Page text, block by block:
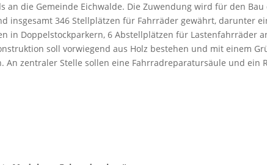
an die Gemeinde Eichwalde. Die Zuwendung wird für den Bau
insgesamt 346 Stellplätzen für Fahrräder gewährt, darunter
in Doppelstockparkern, 6 Abstellplätzen für Lastenfahrräder
soll vorwiegend aus Holz bestehen und mit einem
An zentraler Stelle sollen eine Fahrradreparatursäule und ein